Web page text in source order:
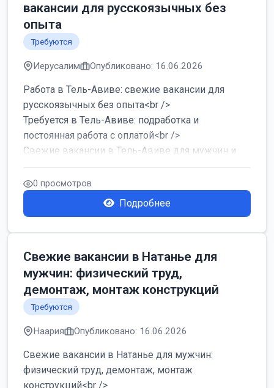
вакансии для русскоязычных без
опыта
Требуются
Иерусалим Опубликовано: 16.06.2026
Работа в Тель-Авиве: свежие вакансии для
русскоязычных без опыта<br />
Требуется в Тель-Авиве: подработка и
постоянная работа с оплатой<br />
Свежие вакансии в Тель-Авиве для мужчин и
женщин от хозя...
0 просмотров
Подробнее
Свежие вакансии в Натанье для
мужчин: физический труд,
демонтаж, монтаж конструкций
Требуются
Наария Опубликовано: 16.06.2026
Свежие вакансии в Натанье для мужчин:
физический труд, демонтаж, монтаж
конструкций<br />